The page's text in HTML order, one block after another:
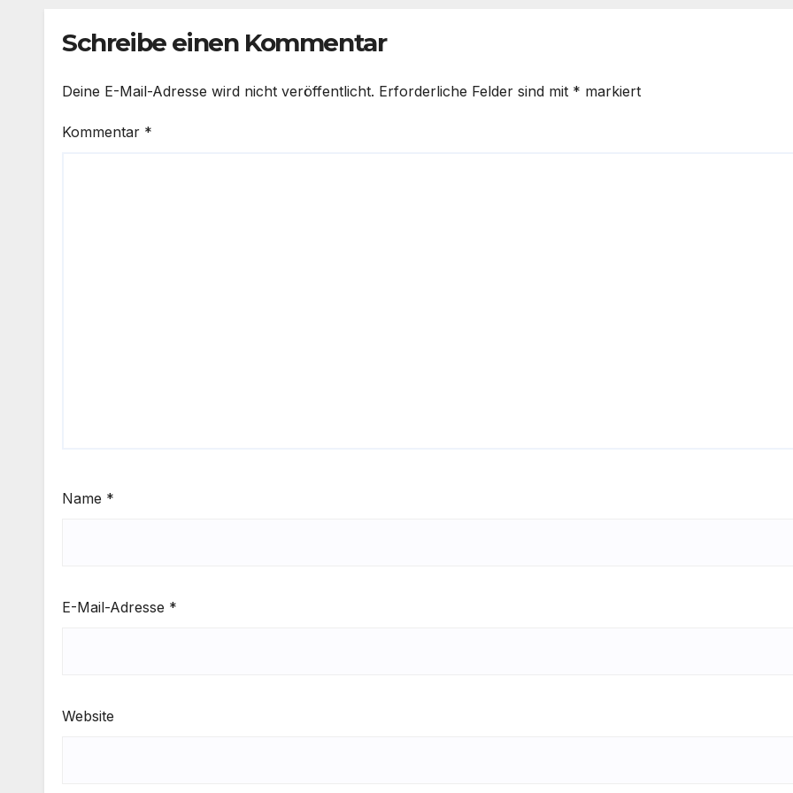
Schreibe einen Kommentar
Deine E-Mail-Adresse wird nicht veröffentlicht. Erforderliche Felder sind mit * markiert
Kommentar *
Name *
E-Mail-Adresse *
Website